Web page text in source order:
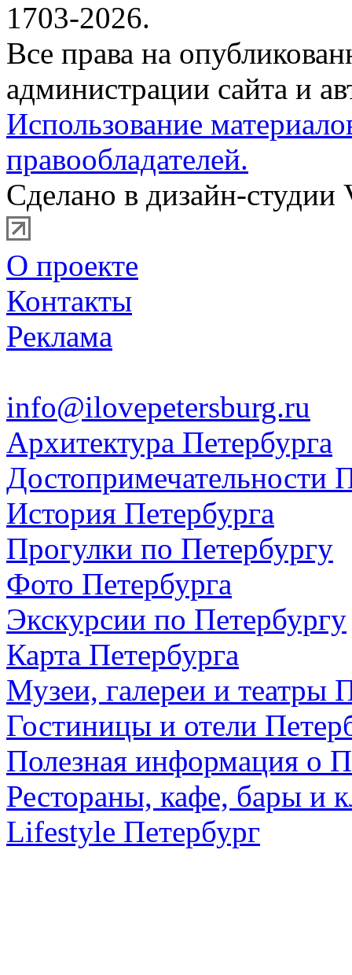
1703-2026.
Все права на
администрации сайта и
Использование
правообладателей.
Сделано в дизайн-студии
О проекте
Контакты
Реклама
info@ilovepetersburg.ru
Архитектура Петербурга
Достопримечательности
История Петербурга
Прогулки по Петербургу
Фото Петербурга
Экскурсии по Петербургу
Карта Петербурга
Музеи, галереи и театры
Гостиницы и отели
Полезная информация о
Рестораны, кафе, бары и
Lifestyle Петербург